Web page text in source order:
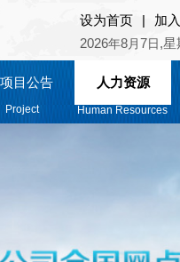
设为首页 | 加
2026年8月7日,星
Human Resources
Project
项目公告 人力资源